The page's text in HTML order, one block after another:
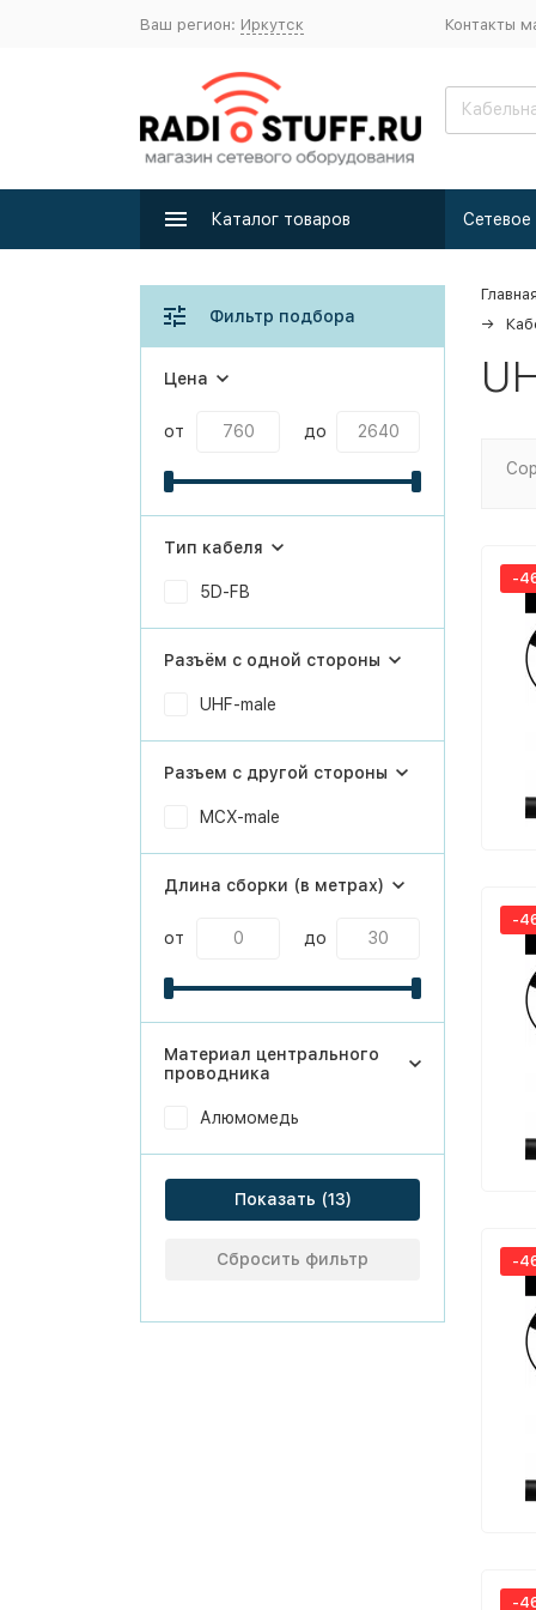
Ваш регион: Иркутск Контакты
Каталог товаров
-
-
-
-
Фильтр подбора
Цена
от до
Тип кабеля
5D-FB
Разъём с одной стороны
UHF-male
Разъем с другой стороны
MCX-male
Длина сборки (в метрах)
от до
Материал центрального
проводника
Алюмомедь
Показать
Сбросить фильтр